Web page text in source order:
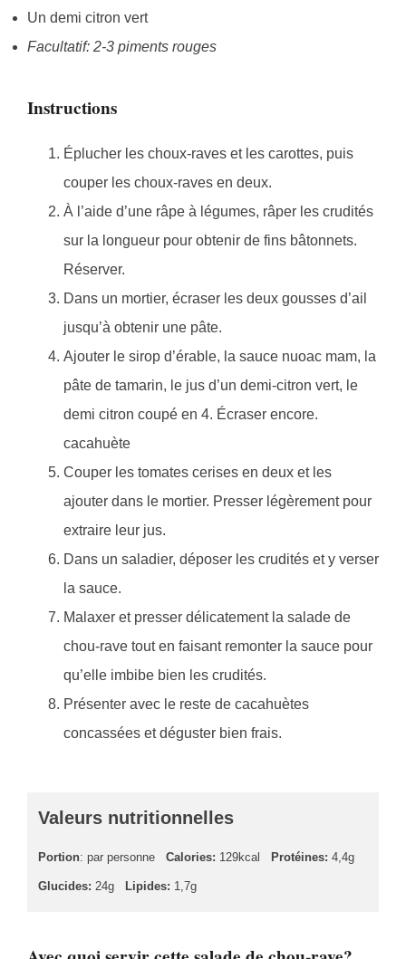
Un demi citron vert
Facultatif: 2-3 piments rouges
Instructions
Éplucher les choux-raves et les carottes, puis
couper les choux-raves en deux.
À l’aide d’une râpe à légumes, râper les crudités
sur la longueur pour obtenir de fins bâtonnets.
Réserver.
Dans un mortier, écraser les deux gousses d’ail
jusqu’à obtenir une pâte.
Ajouter le sirop d’érable, la sauce nuoac mam, la
pâte de tamarin, le jus d’un demi-citron vert, le
demi citron coupé en 4. Écraser encore.
cacahuète
Couper les tomates cerises en deux et les
ajouter dans le mortier. Presser légèrement pour
extraire leur jus.
Dans un saladier, déposer les crudités et y verser
la sauce.
Malaxer et presser délicatement la salade de
chou-rave tout en faisant remonter la sauce pour
qu’elle imbibe bien les crudités.
Présenter avec le reste de cacahuètes
concassées et déguster bien frais.
Valeurs nutritionnelles
Portion: par personne Calories: 129kcal Protéines: 4,4g
Glucides: 24g Lipides: 1,7g